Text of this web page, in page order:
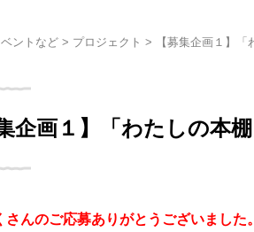
ントなど > プロジェクト > 【募集企画１】
企画１】「わたしの本
さんのご応募ありがとうございました。